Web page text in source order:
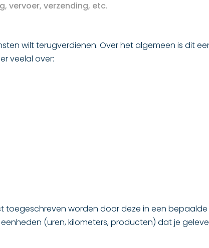
vervoer, verzending, etc.
wilt terugverdienen. Over het algemeen is dit
veelal over:
worden door deze in een
(uren, kilometers, producten) dat je